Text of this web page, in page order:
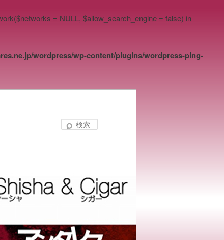
= NULL, $allow_search_engine = false) in
wordpress/wp-content/plugins/wordpress-ping-